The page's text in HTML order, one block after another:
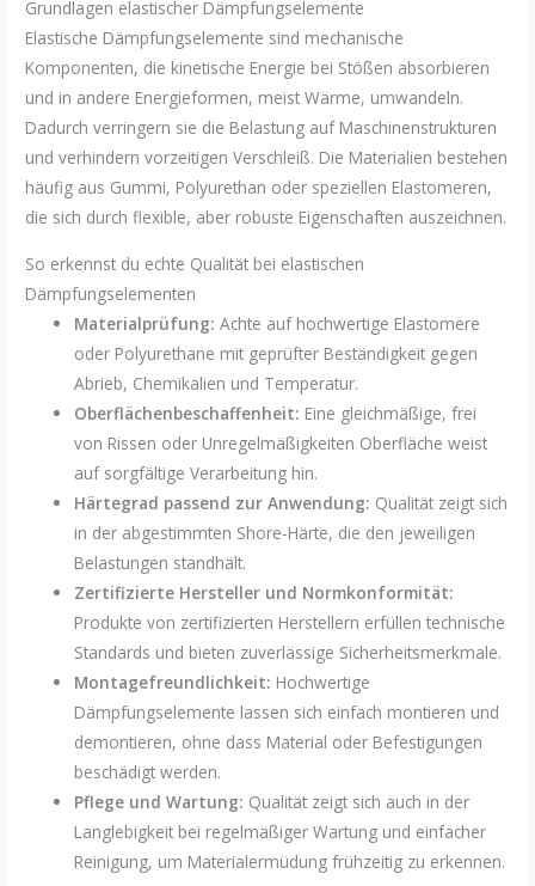
Grundlagen elastischer Dämpfungselemente
Elastische Dämpfungselemente sind mechanische
Komponenten, die kinetische Energie bei Stößen absorbieren
und in andere Energieformen, meist Wärme, umwandeln.
Dadurch verringern sie die Belastung auf Maschinenstrukturen
und verhindern vorzeitigen Verschleiß. Die Materialien bestehen
häufig aus Gummi, Polyurethan oder speziellen Elastomeren,
die sich durch flexible, aber robuste Eigenschaften auszeichnen.
So erkennst du echte Qualität bei elastischen
Dämpfungselementen
Materialprüfung: Achte auf hochwertige Elastomere
oder Polyurethane mit geprüfter Beständigkeit gegen
Abrieb, Chemikalien und Temperatur.
Oberflächenbeschaffenheit: Eine gleichmäßige, frei
von Rissen oder Unregelmäßigkeiten Oberfläche weist
auf sorgfältige Verarbeitung hin.
Härtegrad passend zur Anwendung: Qualität zeigt sich
in der abgestimmten Shore-Härte, die den jeweiligen
Belastungen standhält.
Zertifizierte Hersteller und Normkonformität:
Produkte von zertifizierten Herstellern erfüllen technische
Standards und bieten zuverlässige Sicherheitsmerkmale.
Montagefreundlichkeit: Hochwertige
Dämpfungselemente lassen sich einfach montieren und
demontieren, ohne dass Material oder Befestigungen
beschädigt werden.
Pflege und Wartung: Qualität zeigt sich auch in der
Langlebigkeit bei regelmäßiger Wartung und einfacher
Reinigung, um Materialermüdung frühzeitig zu erkennen.